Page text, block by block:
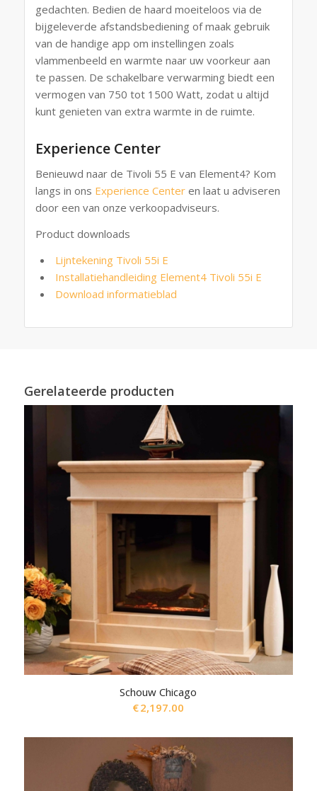
gedachten. Bedien de haard moeiteloos via de
bijgeleverde afstandsbediening of maak gebruik
van de handige app om instellingen zoals
vlammenbeeld en warmte naar uw voorkeur aan
te passen. De schakelbare verwarming biedt een
vermogen van 750 tot 1500 Watt, zodat u altijd
kunt genieten van extra warmte in de ruimte.
Experience Center
Benieuwd naar de Tivoli 55 E van Element4? Kom
langs in ons Experience Centeren laat u adviseren
door een van onze verkoopadviseurs.
Product downloads
Lijntekening Tivoli 55i E
Installatiehandleiding Element4 Tivoli 55i E
Download informatieblad
Gerelateerde producten
Schouw Chicago
€2,197.00